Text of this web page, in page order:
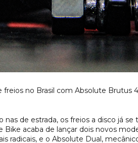
no Brasil com Absolute Brutus
de estrada, os freios a disco já
acaba de lançar dois novos
radicais, e o Absolute Dual,